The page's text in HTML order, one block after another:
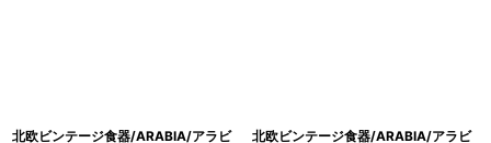
北欧ビンテージ食器/ARABIA/アラビ
北欧ビンテージ食器/ARABIA/アラビ